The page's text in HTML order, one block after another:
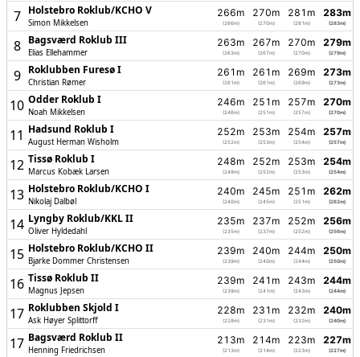
7 Holstebro Roklub/­KCHO V
Simon Mikkelsen
266m
(266m)
270m
(270m)
281m
(281m)
283m
(283m)
8 Bagsværd Roklub III
Elias Ellehammer
263m
(263m)
267m
(267m)
270m
(270m)
279m
(279m)
9 Roklubben Furesø I
Christian Rømer
261m
(261m)
261m
(261m)
269m
(269m)
273m
(273m)
10 Odder Roklub I
Noah Mikkelsen
246m
(246m)
251m
(251m)
257m
(257m)
270m
(270m)
11 Hadsund Roklub I
August Herman Wisholm
252m
(252m)
253m
(253m)
254m
(254m)
257m
(257m)
12 Tissø Roklub I
Marcus Kobæk Larsen
248m
(248m)
252m
(252m)
253m
(253m)
254m
(254m)
13 Holstebro Roklub/­KCHO I
Nikolaj Dalbøl
240m
(240m)
245m
(245m)
251m
(251m)
262m
(262m)
14 Lyngby Roklub/­KKL II
Oliver Hyldedahl
235m
(235m)
237m
(237m)
252m
(252m)
256m
(256m)
15 Holstebro Roklub/­KCHO II
Bjarke Dommer Christensen
239m
(239m)
240m
(240m)
244m
(244m)
250m
(250m)
16 Tissø Roklub II
Magnus Jepsen
239m
(239m)
241m
(241m)
243m
(243m)
244m
(244m)
17 Roklubben Skjold I
Ask Høyer Splittorff
228m
(228m)
231m
(231m)
232m
(232m)
240m
(240m)
17 Bagsværd Roklub II
Henning Friedrichsen
213m
(213m)
214m
(214m)
223m
(223m)
227m
(227m)